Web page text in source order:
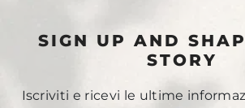
SIGN UP AND
STORY
Iscriviti e ricevi le ultime